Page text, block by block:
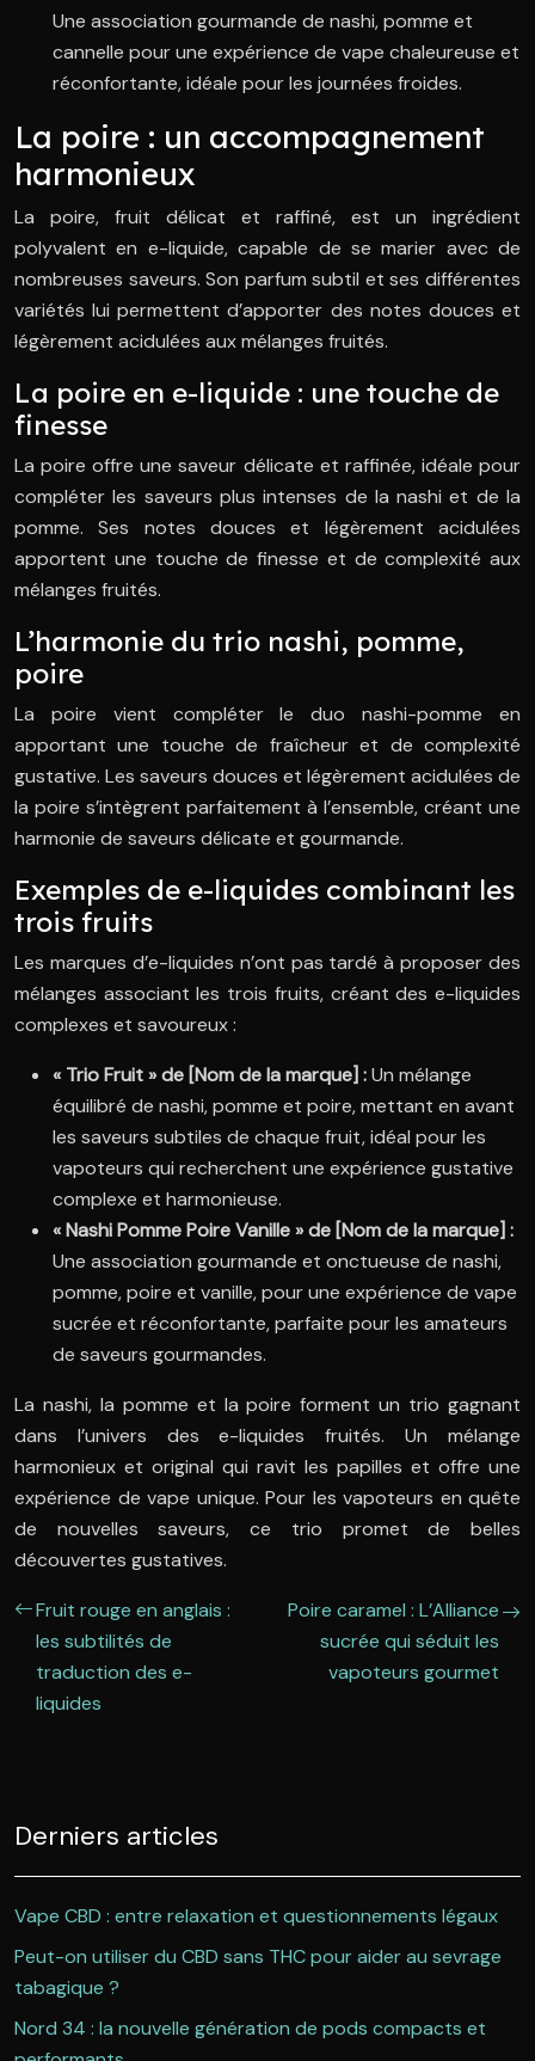
Une association gourmande de nashi, pomme et
cannelle pour une expérience de vape chaleureuse et
réconfortante, idéale pour les journées froides.
La poire : un accompagnement
harmonieux
La poire, fruit délicat et raffiné, est un ingrédient
polyvalent en e-liquide, capable de se marier avec de
nombreuses saveurs. Son parfum subtil et ses différentes
variétés lui permettent d’apporter des notes douces et
légèrement acidulées aux mélanges fruités.
La poire en e-liquide : une touche de
finesse
La poire offre une saveur délicate et raffinée, idéale pour
compléter les saveurs plus intenses de la nashi et de la
pomme. Ses notes douces et légèrement acidulées
apportent une touche de finesse et de complexité aux
mélanges fruités.
L’harmonie du trio nashi, pomme,
poire
La poire vient compléter le duo nashi-pomme en
apportant une touche de fraîcheur et de complexité
gustative. Les saveurs douces et légèrement acidulées de
la poire s’intègrent parfaitement à l’ensemble, créant une
harmonie de saveurs délicate et gourmande.
Exemples de e-liquides combinant les
trois fruits
Les marques d’e-liquides n’ont pas tardé à proposer des
mélanges associant les trois fruits, créant des e-liquides
complexes et savoureux :
« Trio Fruit » de [Nom de la marque] :Un mélange
équilibré de nashi, pomme et poire, mettant en avant
les saveurs subtiles de chaque fruit, idéal pour les
vapoteurs qui recherchent une expérience gustative
complexe et harmonieuse.
« Nashi Pomme Poire Vanille » de [Nom de la marque] :
Une association gourmande et onctueuse de nashi,
pomme, poire et vanille, pour une expérience de vape
sucrée et réconfortante, parfaite pour les amateurs
de saveurs gourmandes.
La nashi, la pomme et la poire forment un trio gagnant
dans l’univers des e-liquides fruités. Un mélange
harmonieux et original qui ravit les papilles et offre une
expérience de vape unique. Pour les vapoteurs en quête
de nouvelles saveurs, ce trio promet de belles
découvertes gustatives.
Fruit rouge en anglais :
les subtilités de
traduction des e-
liquides
Poire caramel : L’Alliance
sucrée qui séduit les
vapoteurs gourmet
Derniers articles
Vape CBD : entre relaxation et questionnements légaux
Peut-on utiliser du CBD sans THC pour aider au sevrage
tabagique ?
Nord 34 : la nouvelle génération de pods compacts et